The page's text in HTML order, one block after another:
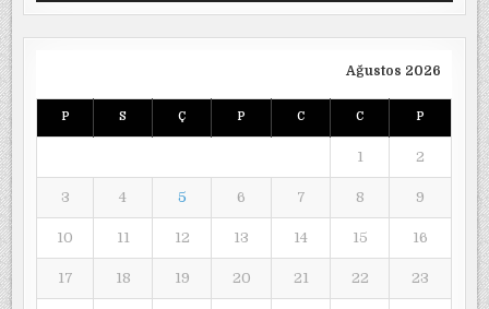
Ağustos 2026
P S Ç P C C P
1 2
3 4 5 6 7 8 9
10 11 12 13 14 15 16
17 18 19 20 21 22 23